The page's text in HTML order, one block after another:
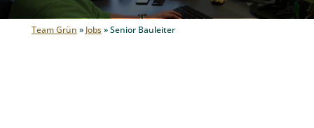
Team Grün » Jobs»Senior Bauleiter